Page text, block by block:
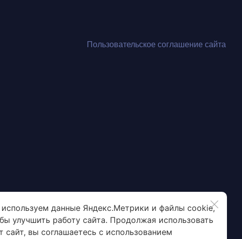
EasiCoat
Пользовательское соглашение сайта
данные Яндекс.Метрики и файлы cookie,
улучшить работу сайта. Продолжая использовать
сайт, вы соглашаетесь с использованием